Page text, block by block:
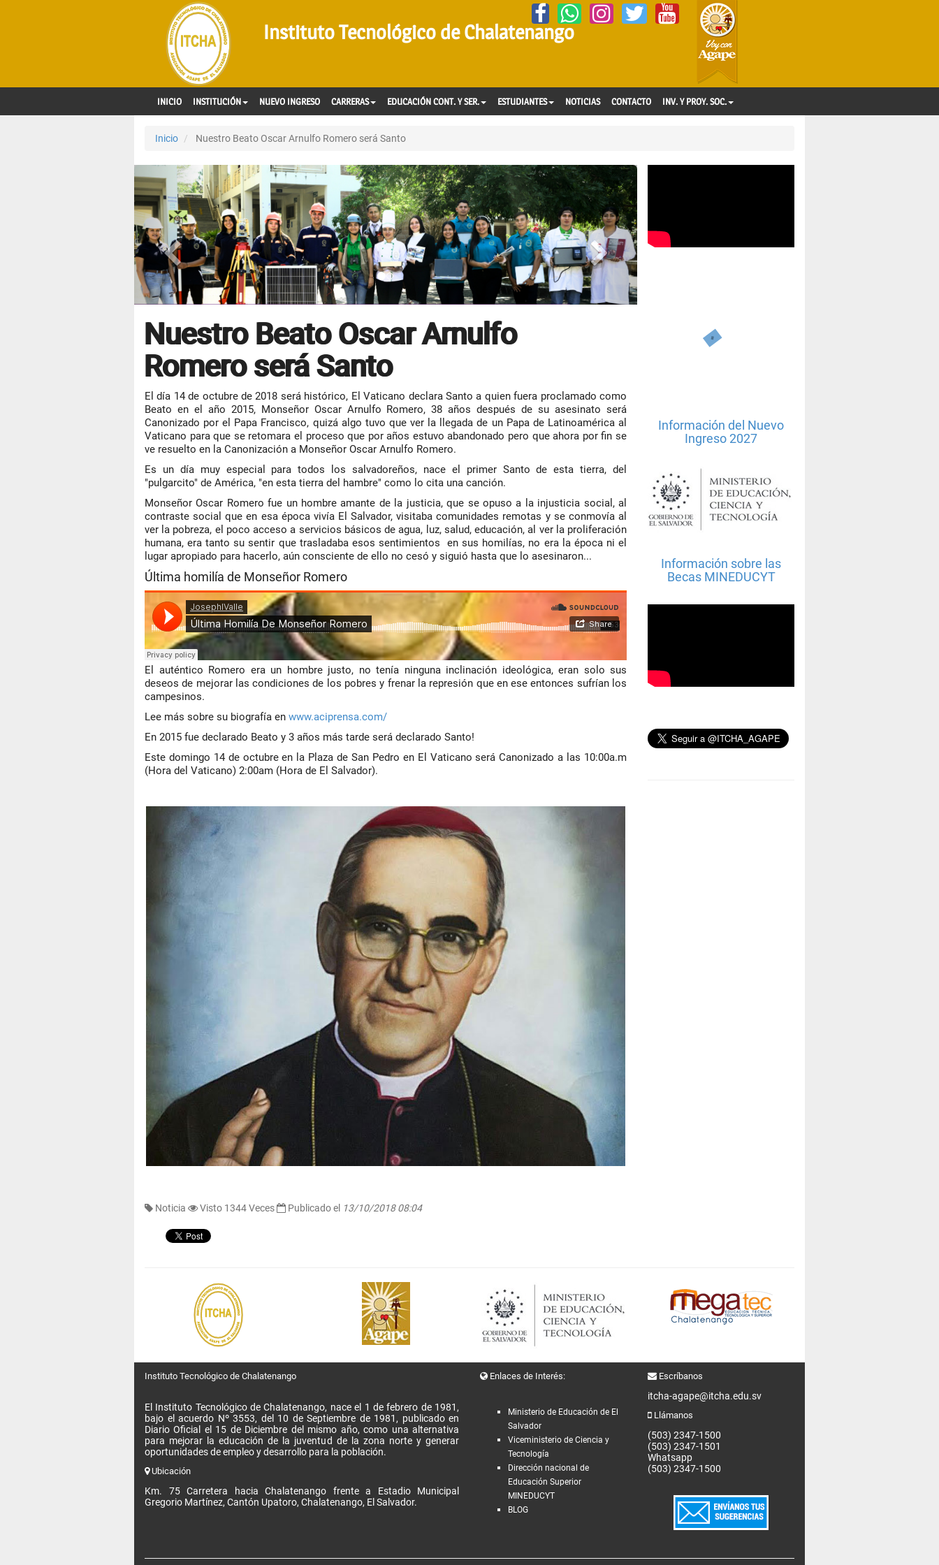
Instituto Tecnológico de Chalatenango
INICIO INSTITUCIÓN NUEVO INGRESO CARRERAS EDUCACIÓN CONT. Y SER. ESTUDIANTES NOTICIAS CONTACTO INV. Y PROY. SOC.
Inicio Nuestro Beato Oscar Arnulfo Romero será Santo
Nuestro Beato Oscar Arnulfo
Romero será Santo
El día 14 de octubre de 2018 será histórico, El Vaticano declara Santo a quien fuera proclamado como
Beato en el año 2015, Monseñor Oscar Arnulfo Romero, 38 años después de su asesinato será
Canonizado por el Papa Francisco, quizá algo tuvo que ver la llegada de un Papa de Latinoamérica al
Vaticano para que se retomara el proceso que por años estuvo abandonado pero que ahora por fin se
ve resuelto en la Canonización a Monseñor Oscar Arnulfo Romero.
Es un día muy especial para todos los salvadoreños, nace el primer Santo de esta tierra, del
"pulgarcito" de América, "en esta tierra del hambre" como lo cita una canción.
Monseñor Oscar Romero fue un hombre amante de la justicia, que se opuso a la injusticia social, al
contraste social que en esa época vivía El Salvador, visitaba comunidades remotas y se conmovía al
ver la pobreza, el poco acceso a servicios básicos de agua, luz, salud, educación, al ver la proliferación
humana, era tanto su sentir que trasladaba esos sentimientos en sus homilías, no era la época ni el
lugar apropiado para hacerlo, aún consciente de ello no cesó y siguió hasta que lo asesinaron...
Última homilía de Monseñor Romero
El auténtico Romero era un hombre justo, no tenía ninguna inclinación ideológica, eran solo sus
deseos de mejorar las condiciones de los pobres y frenar la represión que en ese entonces sufrían los
campesinos.
Lee más sobre su biografía en www.aciprensa.com/
En 2015 fue declarado Beato y 3 años más tarde será declarado Santo!
Este domingo 14 de octubre en la Plaza de San Pedro en El Vaticano será Canonizado a las 10:00a.m
(Hora del Vaticano) 2:00am (Hora de El Salvador).
Noticia Visto 1344 Veces Publicado el 13/10/2018 08:04
Información del Nuevo
Ingreso 2027
Información sobre las
Becas MINEDUCYT
Instituto Tecnológico de Chalatenango
El Instituto Tecnológico de Chalatenango, nace el 1 de febrero de 1981,
bajo el acuerdo Nº 3553, del 10 de Septiembre de 1981, publicado en
Diario Oficial el 15 de Diciembre del mismo año, como una alternativa
para mejorar la educación de la juventud de la zona norte y generar
oportunidades de empleo y desarrollo para la población.
Ubicación
Km. 75 Carretera hacia Chalatenango frente a Estadio Municipal
Gregorio Martínez, Cantón Upatoro, Chalatenango, El Salvador.
Enlaces de Interés:
Ministerio de Educación de El
Salvador
Viceministerio de Ciencia y
Tecnología
Dirección nacional de
Educación Superior
MINEDUCYT
BLOG
Escríbanos
itcha-agape@itcha.edu.sv
Llámanos
(503) 2347-1500
(503) 2347-1501
Whatsapp
(503) 2347-1500